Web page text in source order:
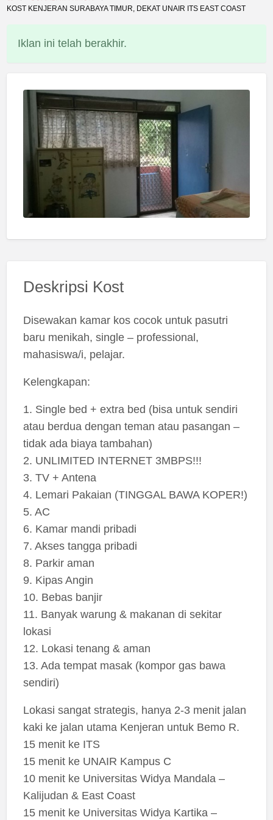
KOST KENJERAN SURABAYA TIMUR, DEKAT UNAIR ITS EAST COAST
Iklan ini telah berakhir.
Deskripsi Kost
Disewakan kamar kos cocok untuk pasutri
baru menikah, single – professional,
mahasiswa/i, pelajar.
Kelengkapan:
1. Single bed + extra bed (bisa untuk sendiri
atau berdua dengan teman atau pasangan –
tidak ada biaya tambahan)
2. UNLIMITED INTERNET 3MBPS!!!
3. TV + Antena
4. Lemari Pakaian (TINGGAL BAWA KOPER!)
5. AC
6. Kamar mandi pribadi
7. Akses tangga pribadi
8. Parkir aman
9. Kipas Angin
10. Bebas banjir
11. Banyak warung & makanan di sekitar
lokasi
12. Lokasi tenang & aman
13. Ada tempat masak (kompor gas bawa
sendiri)
Lokasi sangat strategis, hanya 2-3 menit jalan
kaki ke jalan utama Kenjeran untuk Bemo R.
15 menit ke ITS
15 menit ke UNAIR Kampus C
10 menit ke Universitas Widya Mandala –
Kalijudan & East Coast
15 menit ke Universitas Widya Kartika –